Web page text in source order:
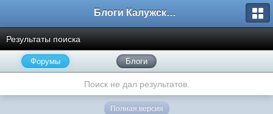
Блоги Калужского перекрестка
Результаты поиска
Форумы Блоги
Поиск не дал результатов.
Полная версия